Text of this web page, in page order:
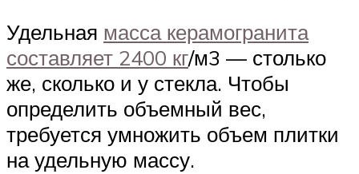
Удельная масса керамогранита
составляет 2400 кг/м3 — столько
же, сколько и у стекла. Чтобы
определить объемный вес,
требуется умножить объем плитки
на удельную массу.